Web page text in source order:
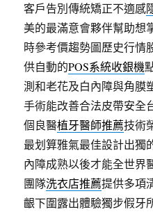
客戶告別傳統矯正不適感
美的最滿意會夥伴幫助想
時參考價趨勢圖歷史行情
供自動的POS系統收銀機
測和老花及白內障與角膜
手術能改善合法皮帶安全
個良醫植牙醫師推薦技術
最划算雅氣最佳設計出獨
內障成熟以後才能全世界
團隊洗衣店推薦提供多項
齦下圍露出體驗獨步假牙